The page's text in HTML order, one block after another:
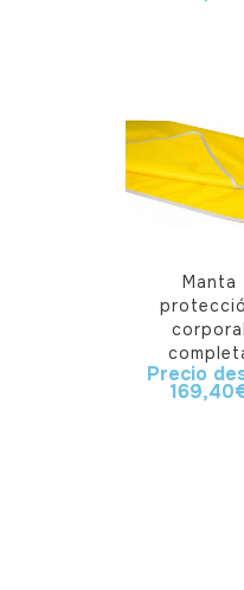
Manta
corporal
Precio
169,40